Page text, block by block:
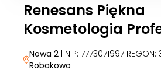
Renesans Piękna
Kosmetologia
Nowa 2| NIP: 7773071997 REGON:
Robakowo